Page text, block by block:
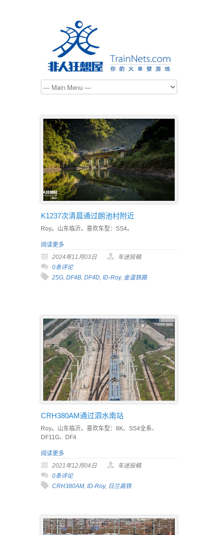
K1237次清晨通过朗池村附近
Roy。山东临沂。喜欢车型：SS4。
阅读更多
2024年11月03日
车迷投稿
0条评论
25G, DF4B, DF4D, ID-Roy, 金温铁路
CRH380AM通过泗水南站
Roy。山东临沂。喜欢车型：8K、SS4全系、
DF11G、DF4
阅读更多
2021年12月04日
车迷投稿
0条评论
CRH380AM ID-Roy, 日兰高铁